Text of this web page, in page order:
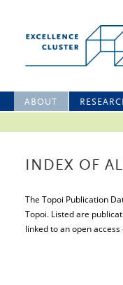
ABOUT
INDEX OF
The Topoi Publication
Topoi. Listed are
linked to an open